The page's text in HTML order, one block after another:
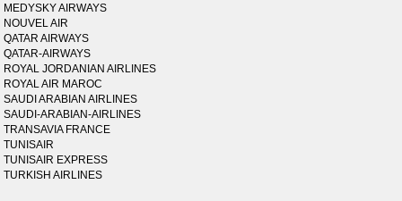
MEDYSKY AIRWAYS
NOUVEL AIR
QATAR AIRWAYS
QATAR-AIRWAYS
ROYAL JORDANIAN AIRLINES
ROYAL AIR MAROC
SAUDI ARABIAN AIRLINES
SAUDI-ARABIAN-AIRLINES
TRANSAVIA FRANCE
TUNISAIR
TUNISAIR EXPRESS
TURKISH AIRLINES